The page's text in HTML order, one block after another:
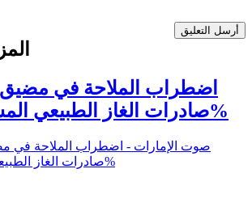
أرسل التعليق
اضطراب الملاحة في
صادرات الغاز الطبيعي المسال بنسبة 95%